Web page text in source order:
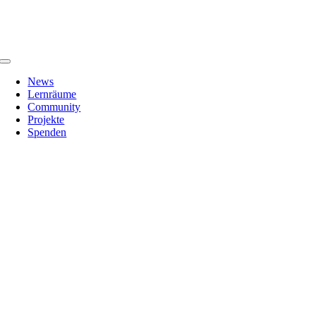
Toggle
Navigation
News
Lernräume
Community
Projekte
Spenden